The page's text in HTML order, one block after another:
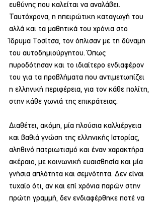
ευθύνης που καλείται να αναλάβει.
Ταυτόχρονα, η ηπειρώτικη καταγωγή του
αλλά και τα μαθητικά του χρόνια στο
Ίδρυμα Τοσίτσα, τον όπλισαν με τη δύναμη
του αυτοδημιούργητου. Όπως
πυροδότησαν και το ιδιαίτερο ενδιαφέρον
του για τα προβλήματα που αντιμετωπίζει
η ελληνική περιφέρεια, για τον κάθε πολίτη,
στην κάθε γωνιά της επικράτειας.
Διαθέτει, ακόμη, μία πλούσια καλλιέργεια
και βαθιά γνώση της ελληνικής Ιστορίας,
αληθινό πατριωτισμό και έναν χαρακτήρα
ακέραιο, με κοινωνική ευαισθησία και μία
γνήσια απλότητα και σεμνότητα. Δεν είναι
τυχαίο ότι, αν και επί χρόνια παρών στην
πρώτη γραμμή, δεν ενδιαφέρθηκε ποτέ να